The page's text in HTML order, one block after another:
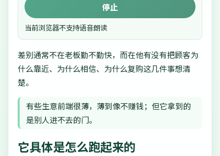
停止
当前浏览器不支持语音朗读
差别通常不在老板勤不勤快，而在他有没有把顾客为
什么靠近、为什么相信、为什么复购这几件事想清
楚。
有些生意前端很薄，薄到像不赚钱；但它拿到的
是别人进不去的门。
它具体是怎么跑起来的